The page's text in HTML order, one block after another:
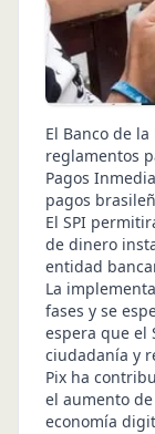
El Banco de
reglamentos
Pagos
pagos
El SPI
de dinero
entidad
La
fases y se
espera que el
ciudadanía y
Pix ha
el aumento
economía